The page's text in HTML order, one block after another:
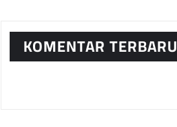
KOMENTAR TERBARU